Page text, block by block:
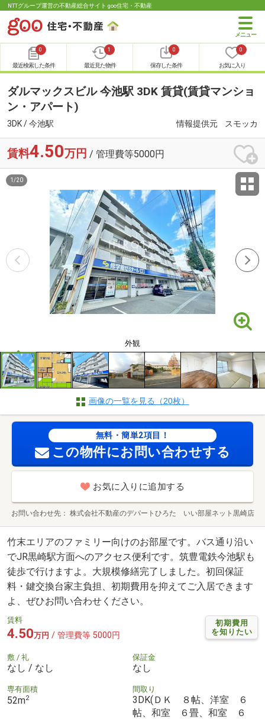
NTTグループ運営の不動産総合サイト goo住宅・不動産
0
最近検索した条件
1
最近見た物件
0
保存した条件
0
お気に入り
ダルマックスビル 今池駅 3DK 賃貸(賃貸マンショ
ン・アパート)
3DK / 今池駅 情報提供元 スモッカ
賃料4.50万円 / 管理費等5000円
外観
1 /20
画像の一覧を見る（20枚）
無料・簡単2項目！
この物件にお問い合わせする
お気に入りに追加する
お問い合わせ先 株式会社不動産のデパートひろた いい部屋ネット黒崎店
竹末エリアのファミリー向けのお部屋です。バス通り沿い
でJR黒崎駅方面へのアクセス便利です。筑豊電鉄今池駅も
徒歩で行けますよ。大規模修繕完了しました。初回保証
料・鍵交換台家主負担、初期費用を抑えてご入居できます
よ、ぜひお問い合わせください。
初期費用
を知りたい
賃料
4.50万円 / 管理費等 5000円
敷 / 礼
なし / なし
保証金
なし
専有面積
52m2
間取り
3DK(ＤＫ ８帖、洋室 ６
帖、和室 ６畳、和室 ６